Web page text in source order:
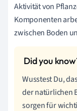
Aktivität von
Komponenten
zwischen Boden
Wusstest Du,
der natürlichen
sorgen für